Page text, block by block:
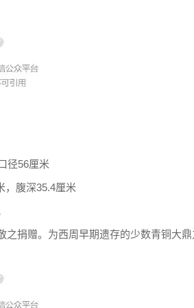
径56厘米
，腹深35.4厘米
之捐赠。为西周早期遗存的少数青铜大